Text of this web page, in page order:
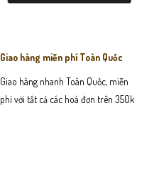
Giao hàng miễn phí Toàn Quốc
Giao hàng nhanh Toàn Quốc, miễn
phí với tất cả các hoá đơn trên 350k